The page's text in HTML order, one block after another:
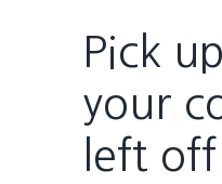
Pick
your
left off